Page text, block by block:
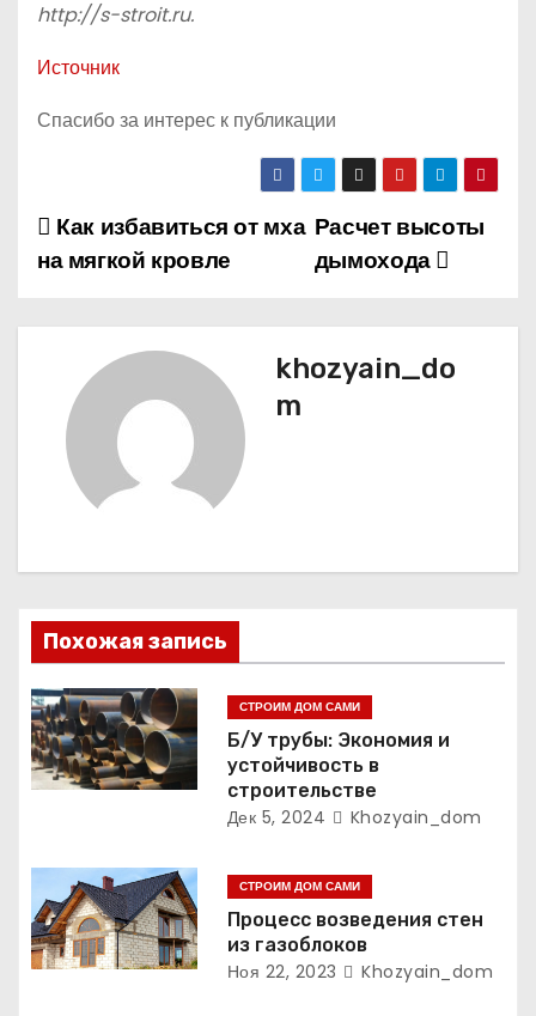
http://s-stroit.ru.
Источник
Спасибо за интерес к публикации
Н
в
и
я
п
о
з
п
и
Расчет высоты
дымохода
Как избавиться от мха
на мягкой кровле
khozyain_do
m
Похожая запись
СТРОИМ ДОМ САМИ
Б/У трубы: Экономия и
устойчивость в
строительстве
Дек 5, 2024 Khozyain_dom
СТРОИМ ДОМ САМИ
Процесс возведения стен
из газоблоков
Ноя 22, 2023 Khozyain_dom